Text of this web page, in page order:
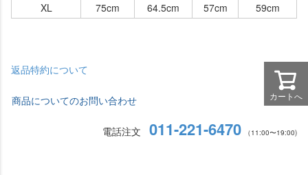
XL
75cm 64.5cm 57cm 59cm
返品特約について
商品についてのお問い合わせ
電話注文 011-221-6470 （11:00〜19:00)
カートへ